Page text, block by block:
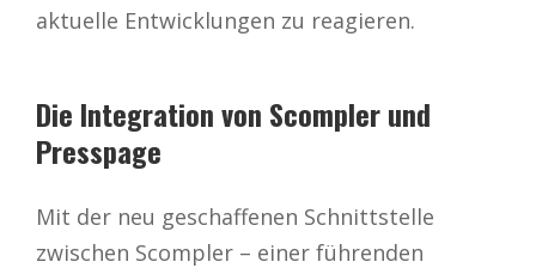
aktuelle Entwicklungen zu reagieren.
Die Integration von Scompler und
Presspage
Mit der neu geschaffenen Schnittstelle
zwischen Scompler – einer führenden